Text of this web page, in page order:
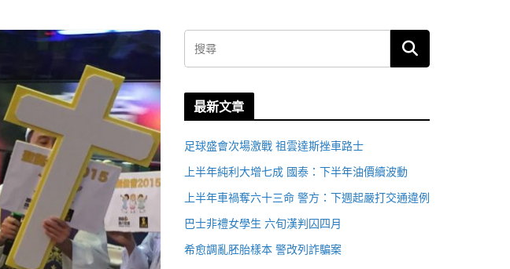
最新文章
足球盛會次場激戰 祖雲達斯挫車路士
上半年純利大增七成 國泰：下半年油價續波動
上半年車禍奪六十三命 警方：下週起嚴打交通違例
巴士非禮女學生 六旬漢判囚四月
希愈調亂胚胎樣本 警改列詐騙案